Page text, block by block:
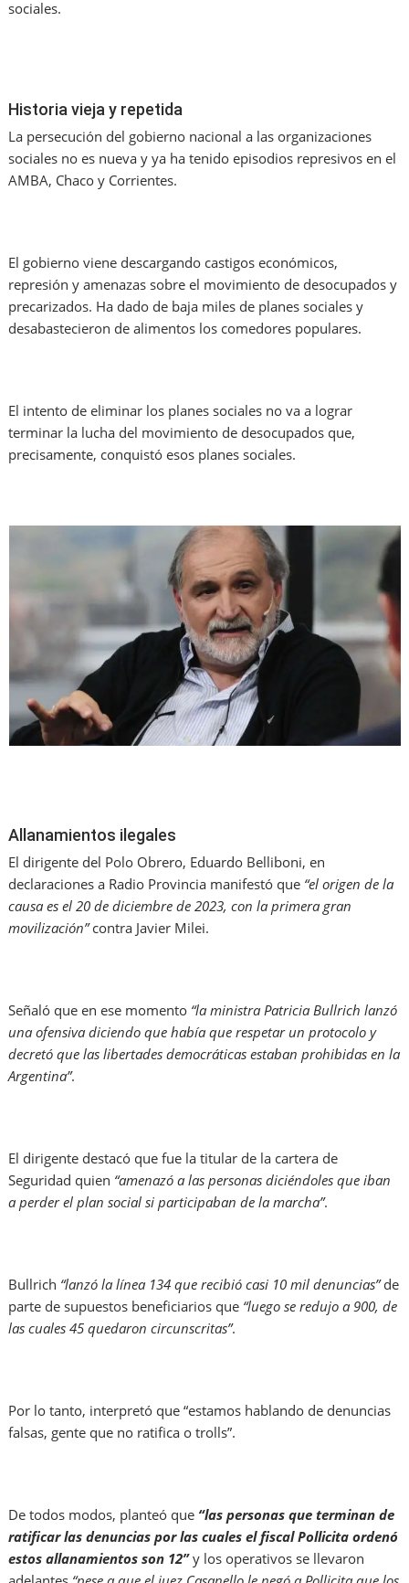
sociales.
Historia vieja y repetida
La persecución del gobierno nacional a las organizaciones
sociales no es nueva y ya ha tenido episodios represivos en el
AMBA, Chaco y Corrientes.
El gobierno viene descargando castigos económicos,
represión y amenazas sobre el movimiento de desocupados y
precarizados. Ha dado de baja miles de planes sociales y
desabastecieron de alimentos los comedores populares.
El intento de eliminar los planes sociales no va a lograr
terminar la lucha del movimiento de desocupados que,
precisamente, conquistó esos planes sociales.
Allanamientos ilegales
El dirigente del Polo Obrero, Eduardo Belliboni, en
declaraciones a Radio Provincia manifestó que “el origen de la
causa es el 20 de diciembre de 2023, con la primera gran
movilización”contra Javier Milei.
Señaló que en ese momento “la ministra Patricia Bullrich lanzó
una ofensiva diciendo que había que respetar un protocolo y
decretó que las libertades democráticas estaban prohibidas en la
Argentina”.
El dirigente destacó que fue la titular de la cartera de
Seguridad quien “amenazó a las personas diciéndoles que iban
a perder el plan social si participaban de la marcha”.
Bullrich “lanzó la línea 134 que recibió casi 10 mil denuncias”de
parte de supuestos beneficiarios que “luego se redujo a 900, de
las cuales 45 quedaron circunscritas”.
Por lo tanto, interpretó que “estamos hablando de denuncias
falsas, gente que no ratifica o trolls”.
De todos modos, planteó que “las personas que terminan de
ratificar las denuncias por las cuales el fiscal Pollicita ordenó
estos allanamientos son 12”y los operativos se llevaron